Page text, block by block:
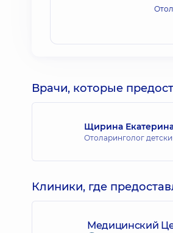
Врачи, которые
Щирина
Отоларинголог
Клиники, где
Медицинский